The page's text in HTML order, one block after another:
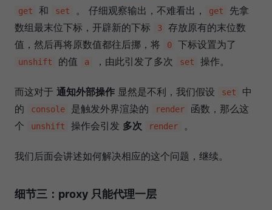
get 和 set 。 仔细观察输出，不难看出， get
先拿
数组最末位下标，开辟新的下标
3
存放原有的末位数
值，然后再将原数值都往后挪，将
0 下标设置为了
unshift 的值 a ，由此引发了多次 set 操作。
而这对于 通知外部操作 显然是不利，我们假设 set
中
的
console 是触发外界渲染的 render
函数，那么这
个
unshift 操作会引发 多次 render 。
我们后面会讲述如何解决相应的这个问题，继续。
细节三：proxy 只能代理一层